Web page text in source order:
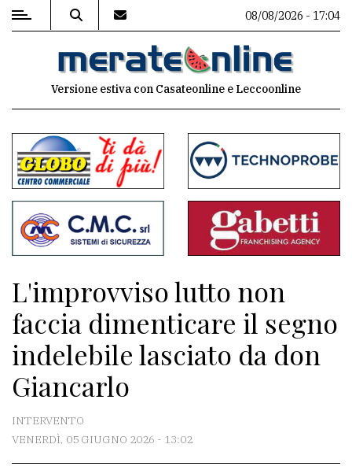
MENU
commenti
Contenuti
del
sito
Associazioni
Meteo
CONTATTI
La
redazione
08/08/2026 - 17:04
Versione estiva con Casateonline e Leccoonline
L'improvviso lutto non
faccia dimenticare il segno
indelebile lasciato da don
Giancarlo
INTERVENTO
VENERDÌ, 05 GIUGNO 2026 - 13:02